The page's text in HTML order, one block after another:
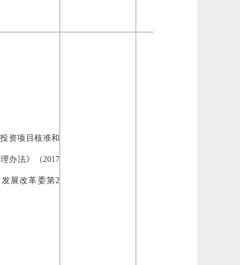
投资项目核准和
办法》（2017
展改革委第2